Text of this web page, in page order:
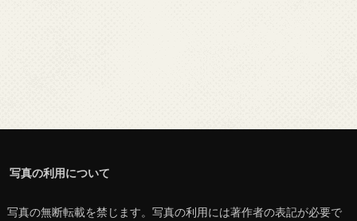
写真の利用について
写真の無断転載を禁じます。写真の利用には著作者の表記が必要で